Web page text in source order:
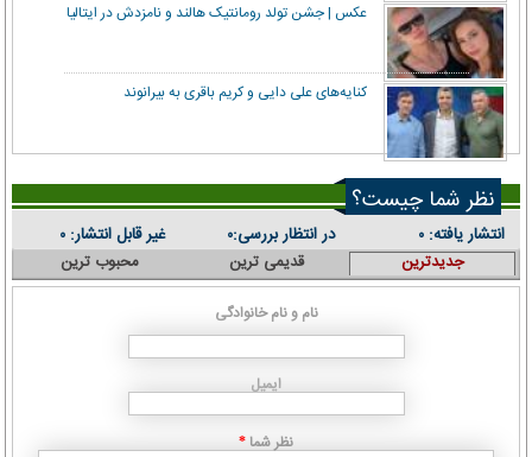
عکس | جشن تولد رومانتیک هالند و نامزدش در ایتالیا
کنایه‌های علی دایی و کریم باقری به بیرانوند
نظر شما چیست؟
انتشار یافته: ۰ در انتظار بررسی:۰ غیر قابل انتشار: ۰
جدیدترین قدیمی ترین محبوب ترین
نام و نام خانوادگی
ایمیل
نظر شما *